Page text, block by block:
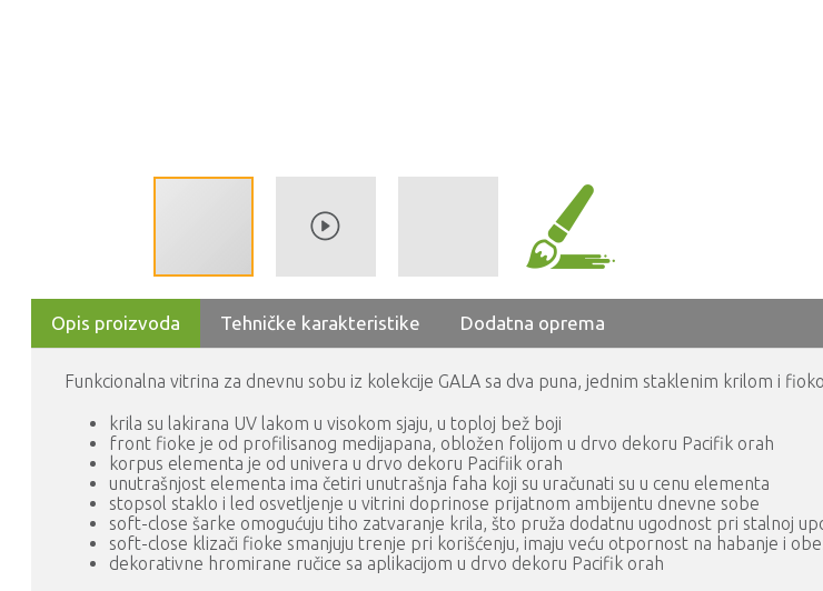
Opis proizvoda Tehničke karakteristike Dodatna oprema
Funkcionalna vitrina za dnevnu sobu iz kolekcije GALA sa dva puna, jednim staklenim krilom i
krila su lakirana UV lakom u visokom sjaju, u toploj bež boji
front fioke je od profilisanog medijapana, obložen folijom u drvo dekoru Pacifik orah
korpus elementa je od univera u drvo dekoru Pacifiik orah
unutrašnjost elementa ima četiri unutrašnja faha koji su uračunati su u cenu elementa
stopsol staklo i led osvetljenje u vitrini doprinose prijatnom ambijentu dnevne sobe
soft-close šarke omogućuju tiho zatvaranje krila, što pruža dodatnu ugodnost pri stalnoj
soft-close klizači fioke smanjuju trenje pri korišćenju, imaju veću otpornost na habanje i
dekorativne hromirane ručice sa aplikacijom u drvo dekoru Pacifik orah